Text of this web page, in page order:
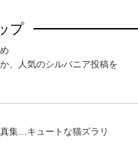
プ
、人気のシルバニア投稿を
集…キュートな猫ズラリ